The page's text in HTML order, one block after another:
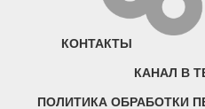
КОНТАКТЫ
КАНАЛ В
ПОЛИТИКА ОБРАБОТКИ